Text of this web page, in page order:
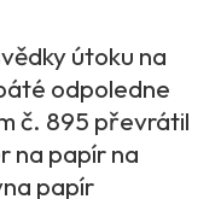
útoku na
odpoledne
č. 895 převrátil
na papír na
papír